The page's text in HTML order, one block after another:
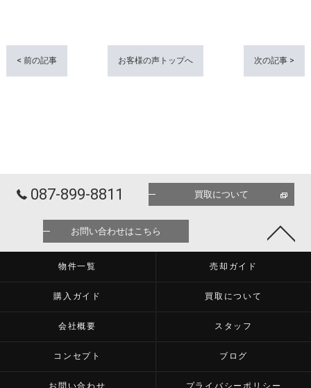
< 前の記事 お客様の声トップへ 次の記事 >
087-899-8811 買取について
お問い合わせはこちら
物件一覧 売却ガイド
購入ガイド 買取について
会社概要 スタッフ
コンセプト ブログ
お問い合わせ プライバシーポリシー